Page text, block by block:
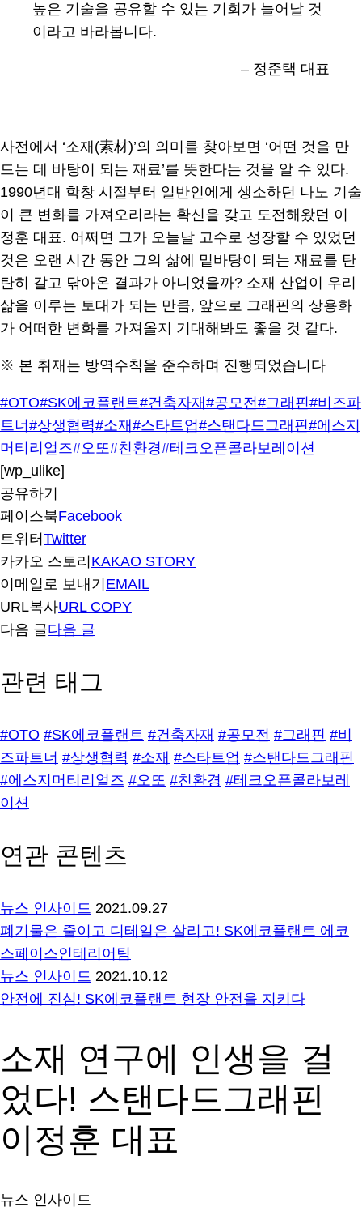
높은 기술을 공유할 수 있는 기회가 늘어날 것
이라고 바라봅니다.
– 정준택 대표
사전에서 ‘소재(素材)’의 의미를 찾아보면 ‘어떤 것을 만
드는 데 바탕이 되는 재료’를 뜻한다는 것을 알 수 있다.
1990년대 학창 시절부터 일반인에게 생소하던 나노 기술
이 큰 변화를 가져오리라는 확신을 갖고 도전해왔던 이
정훈 대표. 어쩌면 그가 오늘날 고수로 성장할 수 있었던
것은 오랜 시간 동안 그의 삶에 밑바탕이 되는 재료를 탄
탄히 갈고 닦아온 결과가 아니었을까? 소재 산업이 우리
삶을 이루는 토대가 되는 만큼, 앞으로 그래핀의 상용화
가 어떠한 변화를 가져올지 기대해봐도 좋을 것 같다.
※ 본 취재는 방역수칙을 준수하며 진행되었습니다​
#OTO#SK에코플랜트#건축자재 #공모전#그래핀#비즈파
트너 #상생협력#소재 #스타트업#스탠다드그래핀#에스지
머티리얼즈#오또#친환경#테크오픈콜라보레이션
[wp_ulike]
공유하기
페이스북Facebook
트위터 Twitter
카카오 스토리 KAKAO STORY
이메일로 보내기 EMAIL
URL복사URL COPY
다음 글다음 글
관련 태그
#OTO #SK에코플랜트 #건축자재 #공모전 #그래핀 #비
즈파트너 #상생협력 #소재 #스타트업 #스탠다드그래핀
#에스지머티리얼즈 #오또 #친환경 #테크오픈콜라보레
이션
연관 콘텐츠
뉴스 인사이드 2021.09.27
폐기물은 줄이고 디테일은 살리고! SK에코플랜트 에코
스페이스인테리어팀
뉴스 인사이드 2021.10.12
안전에 진심! SK에코플랜트 현장 안전을 지키다
소재 연구에 인생을 걸
었다! 스탠다드그래핀
이정훈 대표
뉴스 인사이드